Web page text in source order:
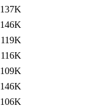
137K
146K
119K
116K
109K
146K
106K